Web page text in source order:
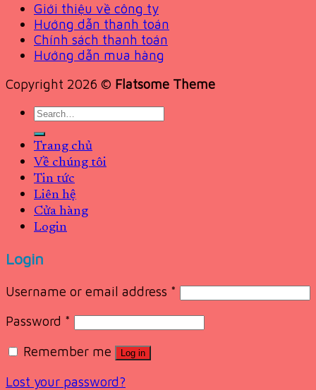
Giới thiệu về công ty
Hướng dẫn thanh toán
Chính sách thanh toán
Hướng dẫn mua hàng
Copyright 2026 © Flatsome Theme
Search
Trang chủ
Về chúng tôi
Tin tức
Liên hệ
Cửa hàng
Login
Login
Username or email address *
Password *
Remember me
Log in
Lost your password?